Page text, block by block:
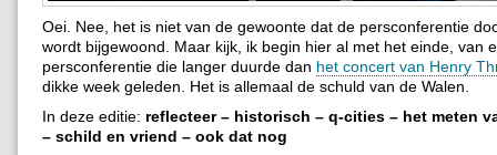
Oei. Nee, het is niet van de gewoonte dat de persconferentie
wordt bijgewoond. Maar kijk, ik begin hier al met het einde, van
persconferentie die langer duurde dan het concert van Henry
dikke week geleden. Het is allemaal de schuld van de Walen.
In deze editie: reflecteer – historisch – q-cities – het meten
– schild en vriend – ook dat nog